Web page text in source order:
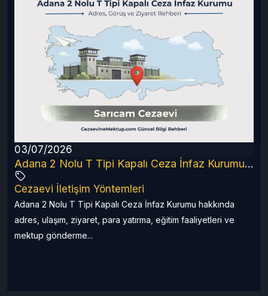
03/07/2026
Adana 2 Nolu T Tipi Kapalı Ceza İnfaz Kurumu (2026 Güncel Rehber)
Cezaevi İletişim Yöntemleri
Adana 2 Nolu T Tipi Kapalı Ceza İnfaz Kurumu hakkında
adres, ulaşım, ziyaret, para yatırma, eğitim faaliyetleri ve
mektup gönderme...